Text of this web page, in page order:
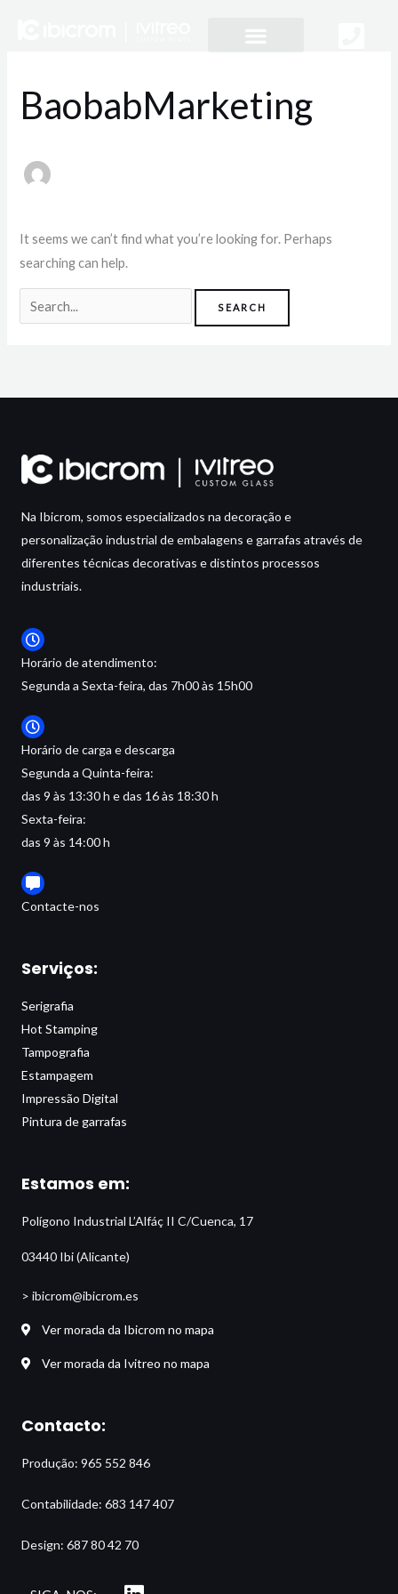
BaobabMarketing
It seems we can’t find what you’re looking for. Perhaps
searching can help.
Na Ibicrom, somos especializados na decoração e
personalização industrial de embalagens e garrafas através de
diferentes técnicas decorativas e distintos processos
industriais.
Horário de atendimento:
Segunda a Sexta-feira, das 7h00 às 15h00
Horário de carga e descarga
Segunda a Quinta-feira:
das 9 às 13:30 h e das 16 às 18:30 h
Sexta-feira:
das 9 às 14:00 h
Contacte-nos
Serviços:
Serigrafia
Hot Stamping
Tampografia
Estampagem
Impressão Digital
Pintura de garrafas
Estamos em:
Polígono Industrial L’Alfáç II C/Cuenca, 17
03440 Ibi (Alicante)
> ibicrom@ibicrom.es
Ver morada da Ibicrom no mapa
Ver morada da Ivitreo no mapa
Contacto:
Produção: 965 552 846
Contabilidade: 683 147 407
Design: 687 80 42 70